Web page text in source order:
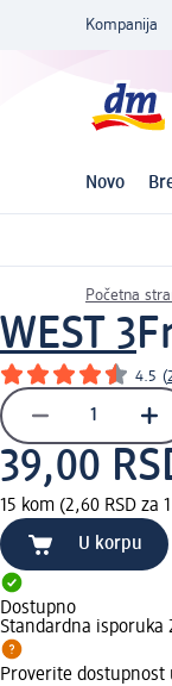
Kompanija
Novo
Početna
WEST 3
4.5 (
39,00
15 kom (2,60 RSD za
U korpu
Dostupno
Standardna isporuka
Proverite dostupnost